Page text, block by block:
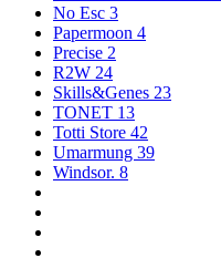
No Esc 3
Papermoon 4
Precise 2
R2W 24
Skills&Genes 23
TONET 13
Totti Store 42
Umarmung 39
Windsor. 8